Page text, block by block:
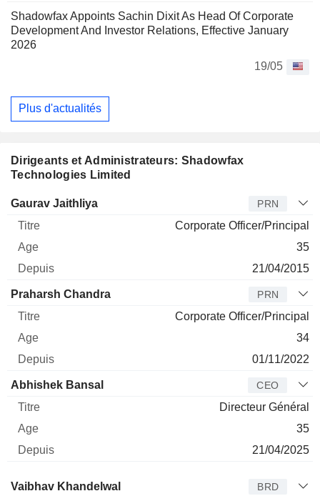
Shadowfax Appoints Sachin Dixit As Head Of Corporate
Development And Investor Relations, Effective January
2026
19/05
Plus d'actualités
Dirigeants et Administrateurs: Shadowfax
Technologies Limited
Dirigeant Titre Age
Gaurav Jaithliya PRN
Corporate Officer/Principal
35
21/04/2015
Praharsh Chandra PRN
Corporate Officer/Principal
34
01/11/2022
Abhishek Bansal CEO
Directeur Général
35
21/04/2025
Administrateur Titre Age
Vaibhav Khandelwal BRD